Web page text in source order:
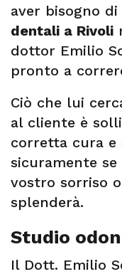
aver bisogno di
dentali a Rivoli
dottor Emilio
pronto a
Ciò che lui
al cliente è
corretta cura e
sicuramente
vostro sorriso
splenderà.
Studio
Il Dott. Emilio